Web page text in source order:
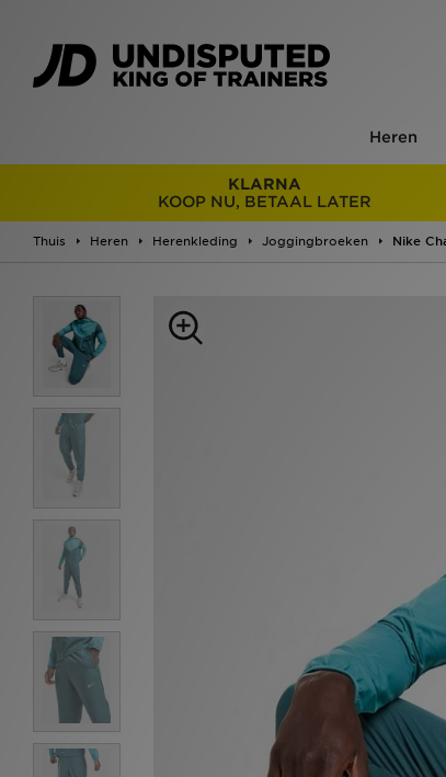
Heren
KLARNA
KOOP NU, BETAAL LATER
Thuis Heren Herenkleding Joggingbroeken Nike